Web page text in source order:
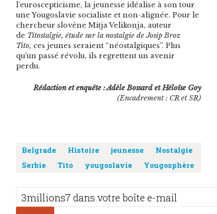
l’euroscepticisme, la jeunesse idéalise à son tour
une Yougoslavie social­iste et non-alignée. Pour le
chercheur slovène Mit­ja Velikon­ja, auteur
de Titostal­gie, étude sur la nos­tal­gie de Josip Broz
Tito, ces jeunes seraient “néostal­giques”. Plus
qu’un passé révolu, ils regret­tent un avenir
perdu.
Rédac­tion et enquête : Adèle Bossard et Héloïse Goy
(Encadrement : CR et SR)
Belgrade Histoire jeunesse
Nostalgie
Serbie
Tito yougoslavie Yougosphère